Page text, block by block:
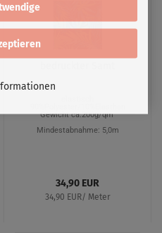
Gewicht ca.200g/qm
Mindestabnahme: 5,0m
34,90 EUR
34,90 EUR/ Meter